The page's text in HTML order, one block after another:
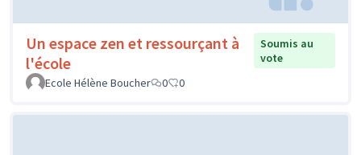
Un espace zen et ressourçant à
l'école
Soumis au
vote
Ecole Hélène Boucher
0 0